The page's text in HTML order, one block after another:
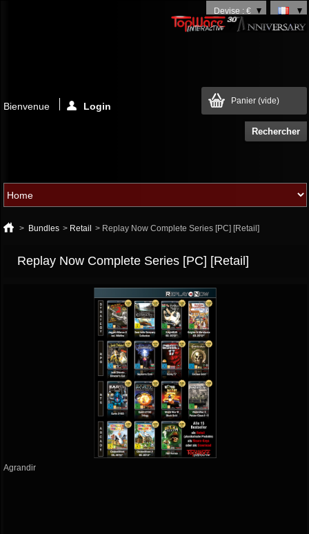
Devise : €
Panier (vide)
Bienvenue Login
> Bundles > Retail > Replay Now Complete Series [PC] [Retail]
Replay Now Complete Series [PC] [Retail]
Agrandir